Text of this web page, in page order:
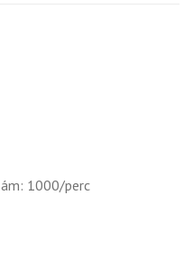
1000/perc